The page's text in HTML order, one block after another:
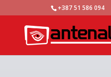
+387 51 586 094